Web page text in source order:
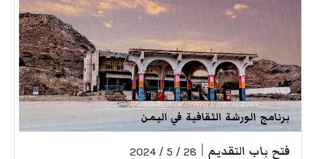
برنامج الورشة الثقافية في اليمن
فتح باب التقديم 28 / 5 / 2024